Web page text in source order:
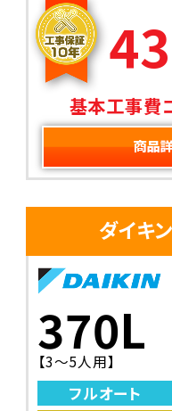
基本工事費
ダイキ
370L
【3～5人用】
フルオート